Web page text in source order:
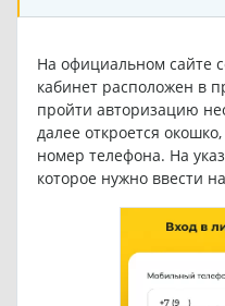
На официальном сайте
кабинет расположен в
пройти авторизацию
далее откроется
номер телефона. На
которое нужно ввести